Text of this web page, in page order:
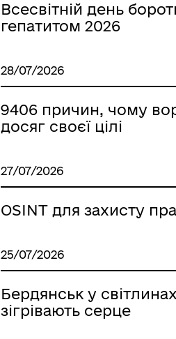
Всесвітній день
гепатитом 2026
28/07/2026
9406 причин, чому
досяг своєї цілі
27/07/2026
OSINT для захисту
25/07/2026
Бердянськ у
зігрівають серце